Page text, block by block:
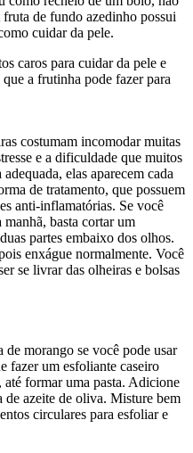
de fundo azedinho possui
cuidar da pele.
caros para cuidar da pele e
a frutinha pode fazer para
costumam incomodar muitas
e a dificuldade que muitos
elas aparecem cada
de tratamento, que possuem
anti-inflamatórias. Se você
basta cortar um
partes embaixo dos olhos.
enxágue normalmente. Você
se livrar das olheiras e bolsas
de morango se você pode usar
fazer um esfoliante caseiro
até formar uma pasta. Adicione
de azeite de oliva. Misture bem
circulares para esfoliar e